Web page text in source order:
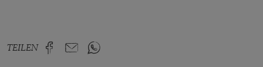
TEILEN